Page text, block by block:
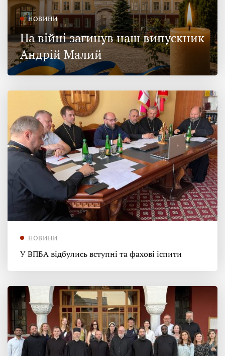
НОВИНИ
На війні загинув наш випускник
Андрій Малий
НОВИНИ
У ВПБА відбулись вступні та фахові іспити